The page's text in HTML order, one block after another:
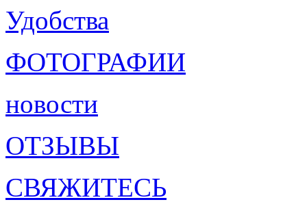
Удобства
ФОТОГРАФИИ
новости
ОТЗЫВЫ
СВЯЖИТЕСЬ